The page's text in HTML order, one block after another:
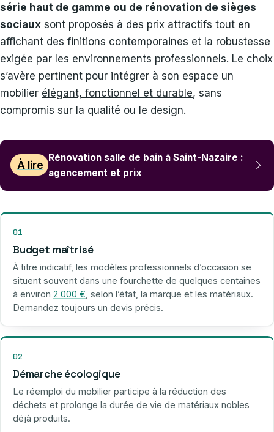
série haut de gamme ou de rénovation de sièges
sociaux sont proposés à des prix attractifs tout en
affichant des finitions contemporaines et la robustesse
exigée par les environnements professionnels. Le choix
s’avère pertinent pour intégrer à son espace un
mobilier élégant, fonctionnel et durable, sans
compromis sur la qualité ou le design.
À lire
Rénovation salle de bain à Saint-Nazaire :
agencement et prix
01
Budget maîtrisé
À titre indicatif, les modèles professionnels d’occasion se
situent souvent dans une fourchette de quelques centaines
à environ 2 000 € , selon l’état, la marque et les matériaux.
Demandez toujours un devis précis.
02
Démarche écologique
Le réemploi du mobilier participe à la réduction des
déchets et prolonge la durée de vie de matériaux nobles
déjà produits.